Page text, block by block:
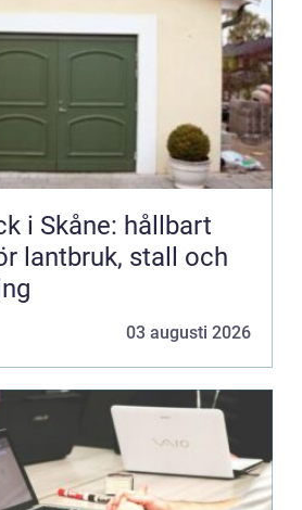
i Skåne: hållbart
lantbruk, stall och
03 augusti 2026